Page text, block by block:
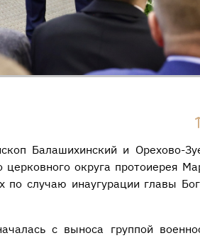
Балашихинский и Орехово-
церковного округа протоиерея
по случаю инаугурации главы
с выноса группой